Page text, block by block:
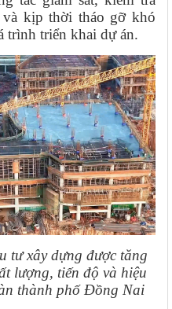
kịp thời tháo gỡ khó
trình triển khai dự án.
tư xây dựng được tăng
lượng, tiến độ và hiệu
thành phố Đồng Nai